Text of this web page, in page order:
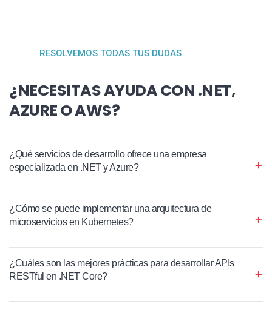
RESOLVEMOS TODAS TUS DUDAS
¿NECESITAS AYUDA CON .NET,
AZURE O AWS?
¿Qué servicios de desarrollo ofrece una empresa
especializada en .NET y Azure?
¿Cómo se puede implementar una arquitectura de
microservicios en Kubernetes?
¿Cuáles son las mejores prácticas para desarrollar APIs
RESTful en .NET Core?